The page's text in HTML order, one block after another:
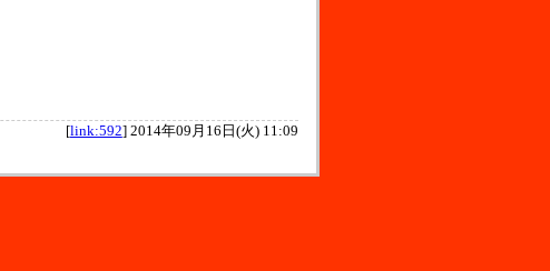
[link:592] 2014年09月16日(火) 11:09